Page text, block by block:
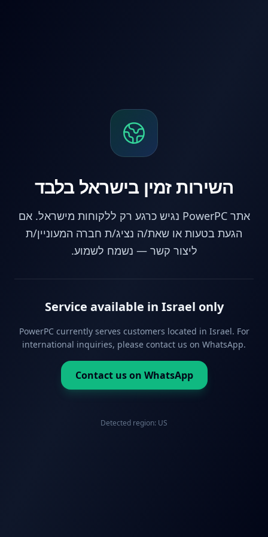
השירות זמין בישראל בלבד
אתר PowerPC נגיש כרגע רק ללקוחות מישראל. אם
הגעת בטעות או שאת/ה נציג/ת חברה המעוניין/ת
ליצור קשר — נשמח לשמוע.
Service available in Israel only
PowerPC currently serves customers located in Israel. For
international inquiries, please contact us on WhatsApp.
Contact us on WhatsApp
Detected region: US